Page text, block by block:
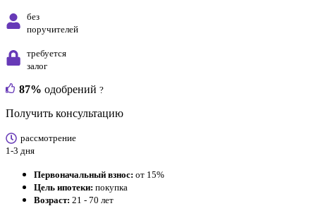
без
поручителей
требуется
залог
87% одобрений ?
Получить консультацию
рассмотрение
1-3 дня
Первоначальный взнос: от 15%
Цель ипотеки: покупка
Возраст: 21 - 70 лет